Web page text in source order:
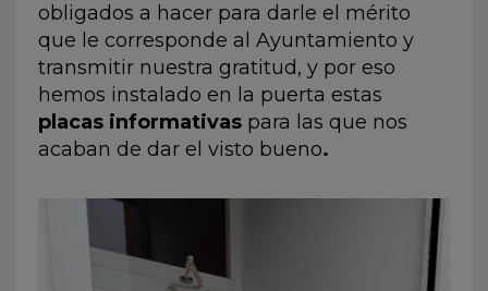
obligados a hacer para darle el mérito
que le corresponde al Ayuntamiento y
transmitir nuestra gratitud, y por eso
hemos instalado en la puerta estas
placas informativas para las que nos
acaban de dar el visto bueno.